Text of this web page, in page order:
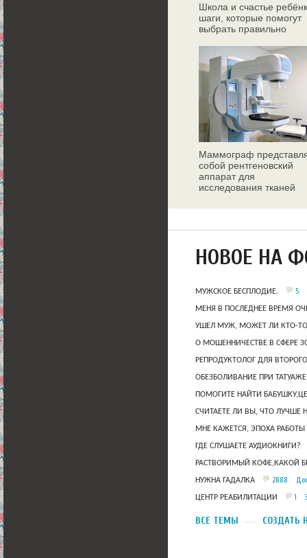
Школа и счастье
шаги, которые помогут
выбрать правильно
Маммограф
собой рентгеновский
аппарат для
исследования тканей
НОВОЕ НА
МУЖСКОЕ БЕСПЛОДИЕ. 5
МЕНЯ В ПОСЛЕДНЕЕ ВРЕМЯ
УШЕЛ МУЖ, МОЖЕТ ЛИ КТО-ТО
О МОШЕННИЧЕСТВЕ В СФЕРЕ
РЕПРОДУКТОЛОГ ДЛЯ
ОБЕЗБОЛИВАНИЕ ПРИ
ПОМОГИТЕ НАЙТИ
СЧИТАЕТЕ ЛИ ВЫ, ЧТО ЛУЧШЕ
МНЕ КАЖЕТСЯ, ЭПОХА
ГДЕ СЛУШАЕТЕ АУДИОКНИГИ?
РАСТВОРИМЫЙ КОФЕ,КАКОЙ
НУЖНА ГАДАЛКА 2888
ЦЕНТР РЕАБИЛИТАЦИИ 1
ВСЕ ТЕМЫ СОЗДАТЬ